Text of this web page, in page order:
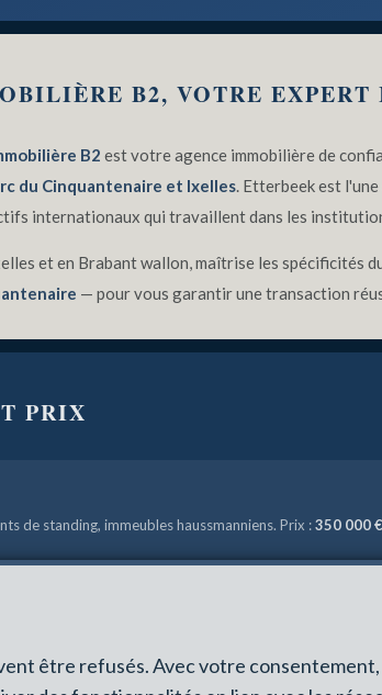
B2, VOTRE
B2 est votre agence immobilière de
du Cinquantenaire et Ixelles . Etterbeek est
internationaux qui travaillent dans les
et en Brabant wallon, maîtrise les spécificités
— pour vous garantir une transaction
PRIX
de standing, immeubles haussmanniens. Prix :350 000
EU et lobbyistes. Prix :
être refusés. Avec votre consentement,